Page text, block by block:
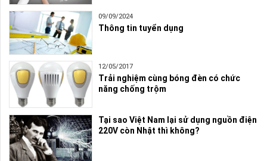
09/09/2024
Thông tin tuyển dụng
12/05/2017
Trải nghiệm cùng bóng đèn có chức
năng chống trộm
Tại sao Việt Nam lại sử dụng nguồn điện
220V còn Nhật thì không?